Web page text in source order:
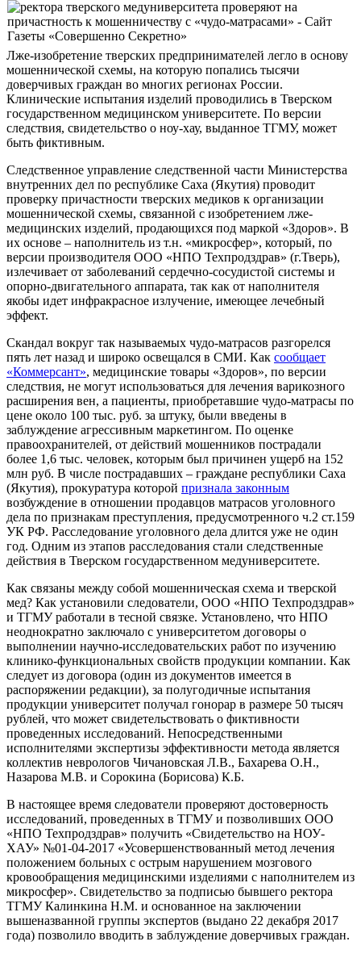
Лже-изобретение тверских предпринимателей легло в основу
мошеннической схемы, на которую попались тысячи
доверчивых граждан во многих регионах России.
Клинические испытания изделий проводились в Тверском
государственном медицинском университете. По версии
следствия, свидетельство о ноу-хау, выданное ТГМУ, может
быть фиктивным.
Следственное управление следственной части Министерства
внутренних дел по республике Саха (Якутия) проводит
проверку причастности тверских медиков к организации
мошеннической схемы, связанной с изобретением лже-
медицинских изделий, продающихся под маркой «Здоров». В
их основе – наполнитель из т.н. «микросфер», который, по
версии производителя ООО «НПО Техпродздрав» (г.Тверь),
излечивает от заболеваний сердечно-сосудистой системы и
опорно-двигательного аппарата, так как от наполнителя
якобы идет инфракрасное излучение, имеющее лечебный
эффект.
Скандал вокруг так называемых чудо-матрасов разгорелся
пять лет назад и широко освещался в СМИ. Как сообщает
«Коммерсант», медицинские товары «Здоров», по версии
следствия, не могут использоваться для лечения варикозного
расширения вен, а пациенты, приобретавшие чудо-матрасы по
цене около 100 тыс. руб. за штуку, были введены в
заблуждение агрессивным маркетингом. По оценке
правоохранителей, от действий мошенников пострадали
более 1,6 тыс. человек, которым был причинен ущерб на 152
млн руб. В числе пострадавших – граждане республики Саха
(Якутия), прокуратура которой признала законным
возбуждение в отношении продавцов матрасов уголовного
дела по признакам преступления, предусмотренного ч.2 ст.159
УК РФ. Расследование уголовного дела длится уже не один
год. Одним из этапов расследования стали следственные
действия в Тверском государственном медуниверситете.
Как связаны между собой мошенническая схема и тверской
мед? Как установили следователи, ООО «НПО Техпродздрав»
и ТГМУ работали в тесной связке. Установлено, что НПО
неоднократно заключало с университетом договоры о
выполнении научно-исследовательских работ по изучению
клинико-функциональных свойств продукции компании. Как
следует из договора (один из документов имеется в
распоряжении редакции), за полугодичные испытания
продукции университет получал гонорар в размере 50 тысяч
рублей, что может свидетельствовать о фиктивности
проведенных исследований. Непосредственными
исполнителями экспертизы эффективности метода является
коллектив неврологов Чичановская Л.В., Бахарева О.Н.,
Назарова М.В. и Сорокина (Борисова) К.Б.
В настоящее время следователи проверяют достоверность
исследований, проведенных в ТГМУ и позволивших ООО
«НПО Техпродздрав» получить «Свидетельство на НОУ-
ХАУ» №01-04-2017 «Усовершенствованный метод лечения
положением больных с острым нарушением мозгового
кровообращения медицинскими изделиями с наполнителем из
микросфер». Свидетельство за подписью бывшего ректора
ТГМУ Калинкина Н.М. и основанное на заключении
вышеназванной группы экспертов (выдано 22 декабря 2017
года) позволило вводить в заблуждение доверчивых граждан.